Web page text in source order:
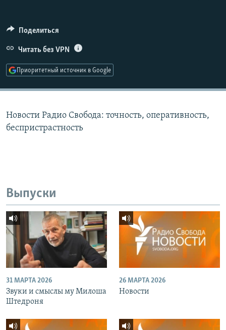
ПОДПИШИТЕСЬ НА РАССЫЛКУ
СОЦИАЛЬНЫЕ СЕТИ
Поделиться
Читать без VPN
Приоритетный источник в Google
Новости Радио Свобода: точность, оперативность,
беспристрастность
Выпуски
31 МАРТА 2026
Звуки и смыслы му Милоша
Штедроня
26 МАРТА 2026
Новости